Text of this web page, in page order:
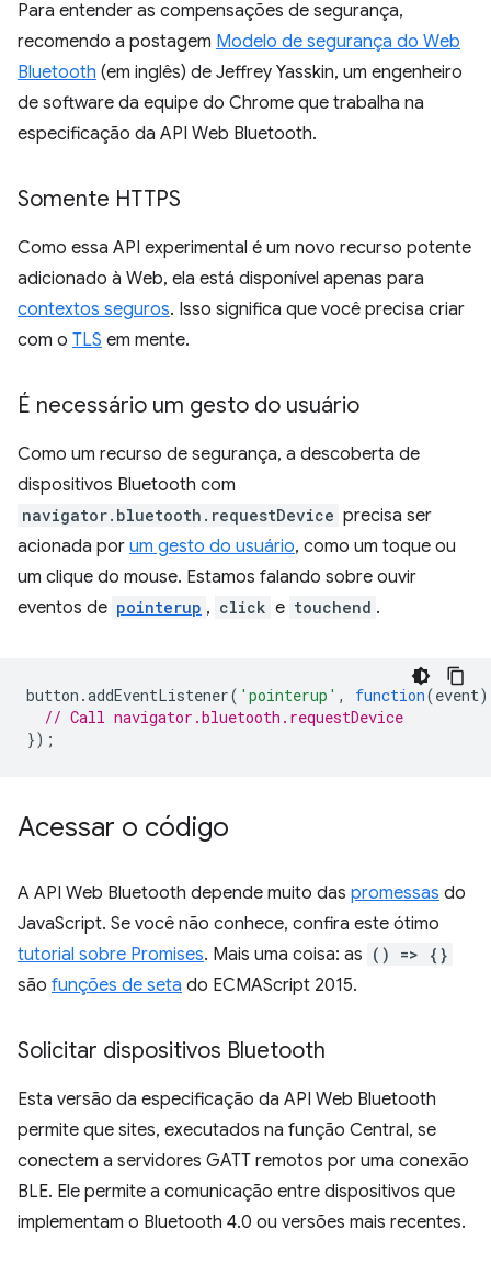
Para entender as compensações de segurança,
recomendo a postagem Modelo de segurança do Web
Bluetooth (em inglês) de Jeffrey Yasskin, um engenheiro
de software da equipe do Chrome que trabalha na
especificação da API Web Bluetooth.
Somente HTTPS
Como essa API experimental é um novo recurso potente
adicionado à Web, ela está disponível apenas para
contextos seguros. Isso significa que você precisa criar
com o TLS em mente.
É necessário um gesto do usuário
Como um recurso de segurança, a descoberta de
dispositivos Bluetooth com
navigator.bluetooth.requestDevice precisa ser
acionada por um gesto do usuário, como um toque ou
um clique do mouse. Estamos falando sobre ouvir
eventos de pointerup , click e touchend .
button .addEventListener( 'pointerup' , function(event)
// Call navigator.bluetooth.requestDevice
});
Acessar o código
A API Web Bluetooth depende muito das promessas do
JavaScript. Se você não conhece, confira este ótimo
tutorial sobre Promises. Mais uma coisa: as () => {}
são funções de seta do ECMAScript 2015.
Solicitar dispositivos Bluetooth
Esta versão da especificação da API Web Bluetooth
permite que sites, executados na função Central, se
conectem a servidores GATT remotos por uma conexão
BLE. Ele permite a comunicação entre dispositivos que
implementam o Bluetooth 4.0 ou versões mais recentes.